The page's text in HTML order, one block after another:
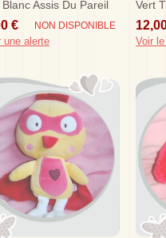
Blanc Assis Du Pareil
Sos
€ NON DISPONIBLE
une alerte
Vert
Sos
Voir